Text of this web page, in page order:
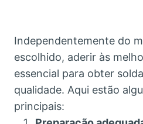
Independentemente do
escolhido, aderir às
essencial para obter
qualidade. Aqui estão
principais: